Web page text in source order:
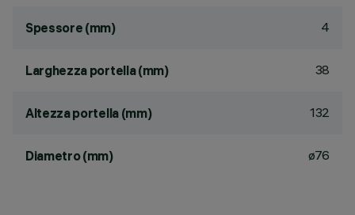
Spessore (mm) 4
Larghezza portella (mm) 38
Altezza portella (mm) 132
Diametro (mm) ø76